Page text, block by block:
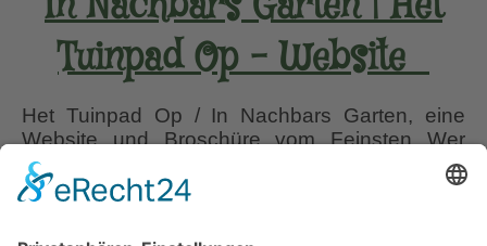
Tuinpad Op – Website
Het Tuinpad Op / In Nachbars Garten, eine
Website und Broschüre vom Feinsten Wer
professionell Gartenreisen in den Norden plant,
der kennt diese Seite, die es als immer